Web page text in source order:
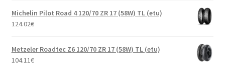
Michelin Pilot Road 4 120/70 ZR 17 (58W) TL (etu)
124.02€
Metzeler Roadtec Z6 120/70 ZR 17 (58W) TL (etu)
104.11€